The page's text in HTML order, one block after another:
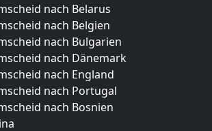
nach Belarus
nach Belgien
nach Bulgarien
nach Dänemark
nach England
nach Portugal
nach Bosnien